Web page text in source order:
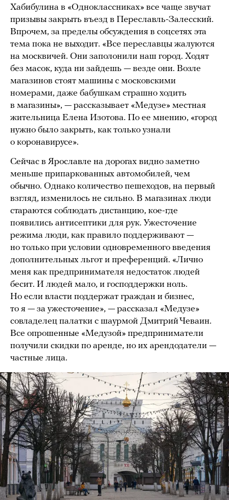
Хабибулина в «Одноклассниках» все чаще звучат
призывы закрыть въезд в Переславль-Залесский.
Впрочем, за пределы обсуждения в соцсетях эта
тема пока не выходит. «Все переславцы жалуются
на москвичей. Они заполонили наш город. Ходят
без масок, куда ни зайдешь — везде они. Возле
магазинов стоят машины с московскими
номерами, даже бабушкам страшно ходить
в магазины», — рассказывает «Медузе» местная
жительница Елена Изотова. По ее мнению, «город
нужно было закрыть, как только узнали
о коронавирусе».
Сейчас в Ярославле на дорогах видно заметно
меньше припаркованных автомобилей, чем
обычно. Однако количество пешеходов, на первый
взгляд, изменилось не сильно. В магазинах люди
стараются соблюдать дистанцию, кое-где
появились антисептики для рук. Ужесточение
режима люди, как правило поддерживают —
но только при условии одновременного введения
дополнительных льгот и преференций. «Лично
меня как предпринимателя недостаток людей
бесит. И людей мало, и господдержки ноль.
Но если власти поддержат граждан и бизнес,
то я — за ужесточение», — рассказал «Медузе»
совладелец палатки с шаурмой Дмитрий Чеваин.
Все опрошенные «Медузой» предприниматели
получили скидки по аренде, но их арендодатели —
частные лица.